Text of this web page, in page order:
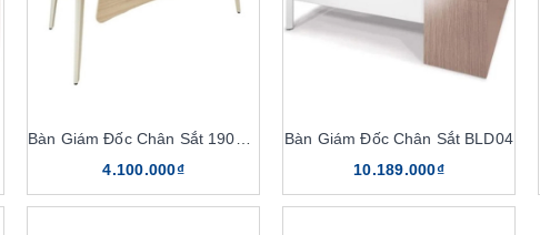
Bàn Giám Đốc Chân Sắt 1902BLD06
4.100.000₫
Bàn Giám Đốc Chân Sắt BLD04
10.189.000₫